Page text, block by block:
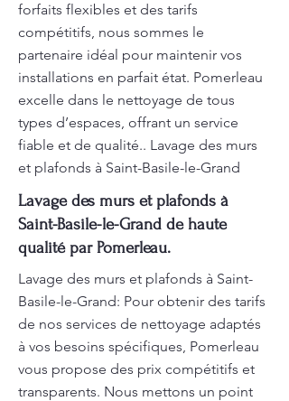
forfaits flexibles et des tarifs
compétitifs, nous sommes le
partenaire idéal pour maintenir vos
installations en parfait état. Pomerleau
excelle dans le nettoyage de tous
types d’espaces, offrant un service
fiable et de qualité.. Lavage des murs
et plafonds à Saint-Basile-le-Grand
Lavage des murs et plafonds à
Saint-Basile-le-Grand de haute
qualité par Pomerleau.
Lavage des murs et plafonds à Saint-
Basile-le-Grand: Pour obtenir des tarifs
de nos services de nettoyage adaptés
à vos besoins spécifiques, Pomerleau
vous propose des prix compétitifs et
transparents. Nous mettons un point